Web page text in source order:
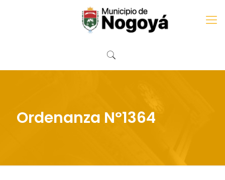
Ordenanza Nº1364